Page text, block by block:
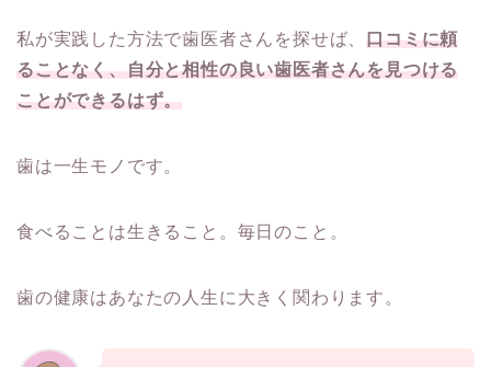
私が実践した方法で歯医者さんを探せば、口コミに頼
ることなく、自分と相性の良い歯医者さんを見つける
ことができるはず。
歯は一生モノです。
食べることは生きること。毎日のこと。
歯の健康はあなたの人生に大きく関わります。